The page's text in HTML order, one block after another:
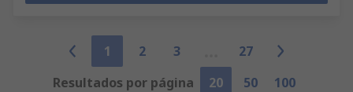
1 2 3
27
Resultados por página
20 50 100